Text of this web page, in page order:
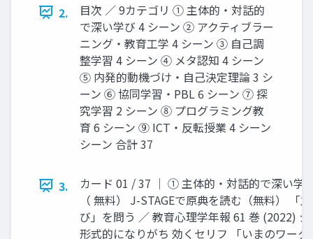
2.
目次 ／ 9カテゴリ ① 主体的・対話的
で深い学び 4 シーン ② アクティブラー
ニング・教育工学 4 シーン ③ 自己調
整学習 4 シーン ④ メタ認知 4 シーン
⑤ 内発的動機づけ・自己決定理論 3 シ
ーン ⑥ 協同学習・PBL 6 シーン ⑦ 探
究学習 2 シーン ⑧ プログラミング教
育 6 シーン ⑨ ICT・反転授業 4 シーン
シーン 合計 37
3.
カード 01 / 37 │ ① 主体的・対話的で深い学
（ 無料） J-STAGEで原典を読む（無料） 「
び」を問う ／ 教育心理学年報 61 巻 (2022)
形式的になりがち 効くセリフ 「いまのワー